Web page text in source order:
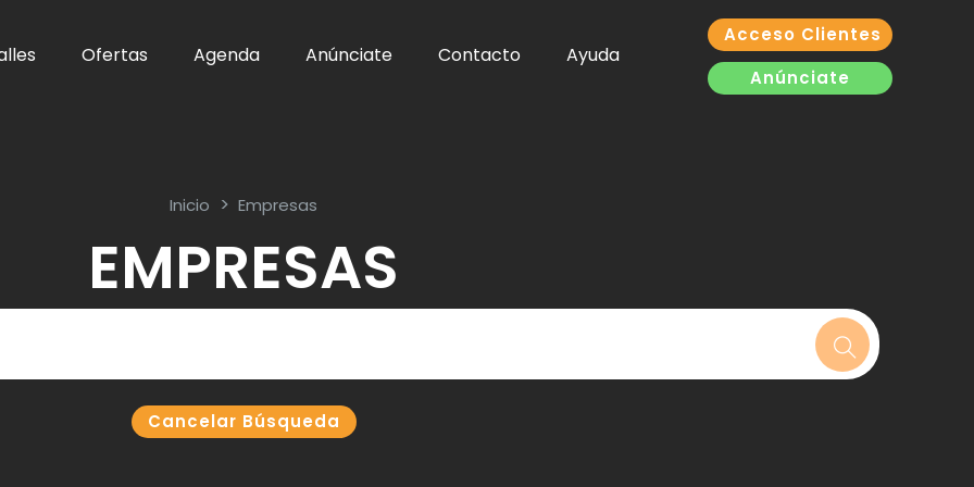
Ofertas Agenda Anúnciate Contacto Ayuda
Acceso Clientes
Anúnciate
Inicio Empresas
EMPRESAS
Cancelar Búsqueda